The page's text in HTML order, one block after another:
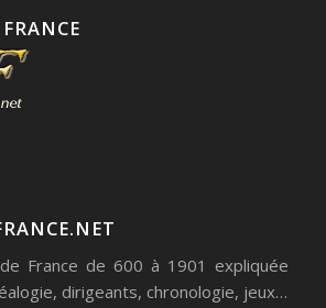
France de 600 à 1901 expliquée
dirigeants, chronologie, jeux…